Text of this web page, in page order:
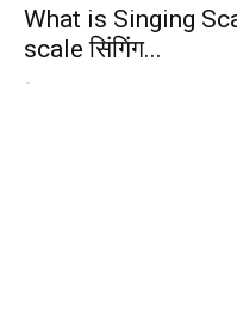
What is Singing
scale सिंगिंग...
-